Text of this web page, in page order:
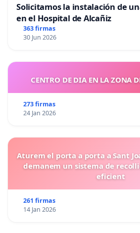
Solicitamos la instalación de
en el Hospital de Alcañiz
363 firmas
30 Jun 2026
CENTRO DE DIA EN LA ZONA
273 firmas
24 Jan 2026
Aturem el porta a porta a Sant
demanem un sistema de
eficient
261 firmas
14 Jan 2026